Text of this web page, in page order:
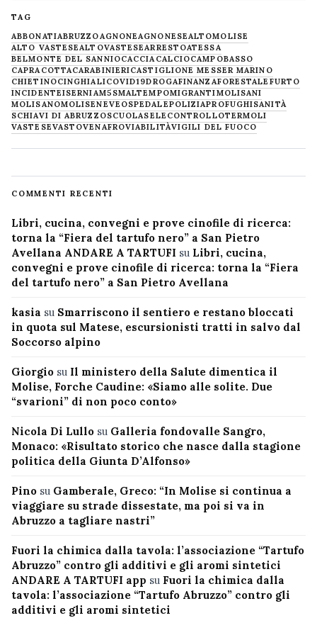
TAG
ABBONATIABRUZZOAGNONEAGNONESEALTOMOLISE
ALTO VASTESEALTOVASTESEARRESTOATESSA
BELMONTE DEL SANNIOCACCIACALCIOCAMPOBASSO
CAPRACOTTACARABINIERICASTIGLIONE MESSER MARINO
CHIETINOCINGHIALICOVID19DROGAFINANZAFORESTALE FURTO
INCIDENTEISERNIAM5SMALTEMPOMIGRANTIMOLISANI
MOLISANOMOLISENEVE OSPEDALEPOLIZIAPROFUGHISANITÀ
SCHIAVI DI ABRUZZOSCUOLASELECONTROLLOTERMOLI
VASTESEVASTOVENAFROVIABILITÀVIGILI DEL FUOCO
COMMENTI RECENTI
Libri, cucina, convegni e prove cinofile di ricerca:
torna la “Fiera del tartufo nero” a San Pietro
Avellana ANDARE A TARTUFI su Libri, cucina,
convegni e prove cinofile di ricerca: torna la “Fiera
del tartufo nero” a San Pietro Avellana
kasia su Smarriscono il sentiero e restano bloccati
in quota sul Matese, escursionisti tratti in salvo dal
Soccorso alpino
Giorgio su Il ministero della Salute dimentica il
Molise, Forche Caudine: «Siamo alle solite. Due
“svarioni” di non poco conto»
Nicola Di Lullo su Galleria fondovalle Sangro,
Monaco: «Risultato storico che nasce dalla stagione
politica della Giunta D’Alfonso»
Pino su Gamberale, Greco: “In Molise si continua a
viaggiare su strade dissestate, ma poi si va in
Abruzzo a tagliare nastri”
Fuori la chimica dalla tavola: l’associazione “Tartufo
Abruzzo” contro gli additivi e gli aromi sintetici
ANDARE A TARTUFI app su Fuori la chimica dalla
tavola: l’associazione “Tartufo Abruzzo” contro gli
additivi e gli aromi sintetici